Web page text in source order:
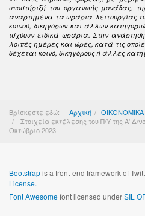
υποστήριξή του οργανικής μονάδας,
αναρτημένα τα ωράρια λειτουργίας
κοινού, δικηγόρων και άλλων
ισχύουν ειδικά ωράρια. Στην
λοιπές ημέρες και ώρες, κατά τις
δέχεται κοινό, δικηγόρους ή άλλες
Βρίσκεστε εδώ: Αρχική
ΟΙΚΟΝΟΜΙΚΑ
Στοιχεία εκτέλεσης του Π/Υ της Α' Δ/
Οκτώβριο 2023
Bootstrapis a front-end framework of
License.
Font Awesomefont licensed underSIL